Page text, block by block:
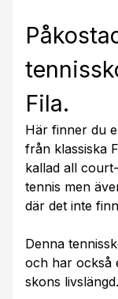
Fila.
Här finner du
från klassiska
kallad all
tennis men
där det inte
Denna
och har också
skons livslängd.